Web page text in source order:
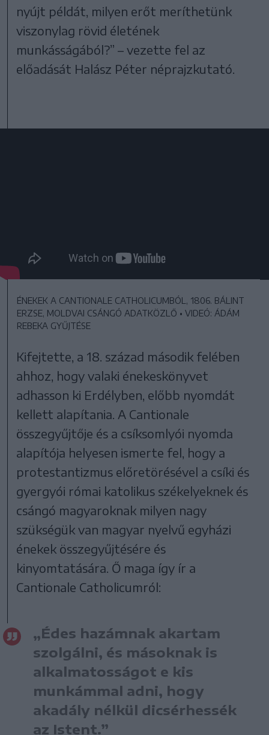
nyújt példát, milyen erőt meríthetünk
viszonylag rövid életének
munkásságából?” – vezette fel az
előadását Halász Péter néprajzkutató.
ÉNEKEK A CANTIONALE CATHOLICUMBÓL, 1806. BÁLINT
ERZSE, MOLDVAI CSÁNGÓ ADATKÖZLŐ • VIDEÓ: ÁDÁM
REBEKA GYŰJTÉSE
Kifejtette, a 18. század második felében
ahhoz, hogy valaki énekeskönyvet
adhasson ki Erdélyben, előbb nyomdát
kellett alapítania. A Cantionale
összegyűjtője és a csíksomlyói nyomda
alapítója helyesen ismerte fel, hogy a
protestantizmus előretörésével a csíki és
gyergyói római katolikus székelyeknek és
csángó magyaroknak milyen nagy
szükségük van magyar nyelvű egyházi
énekek összegyűjtésére és
kinyomtatására. Ő maga így ír a
Cantionale Catholicumról:
„Édes hazámnak akartam
szolgálni, és másoknak is
alkalmatosságot e kis
munkámmal adni, hogy
akadály nélkül dicsérhessék
az Istent.”